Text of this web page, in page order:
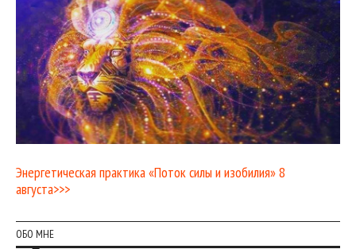
Энергетическая практика «Поток силы и изобилия» 8
августа>>>
ОБО МНЕ